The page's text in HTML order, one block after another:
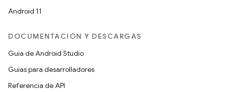
Android 11
DOCUMENTACIÓN Y DESCARGAS
Guía de Android Studio
Guías para desarrolladores
Referencia de API